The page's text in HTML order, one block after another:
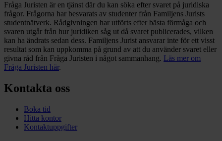
Fråga Juristen är en tjänst där du kan söka efter svaret på juridiska
frågor. Frågorna har besvarats av studenter från Familjens Jurists
studentnätverk. Rådgivningen har utförts efter bästa förmåga och
svaren utgår från hur juridiken såg ut då svaret publicerades, vilken
kan ha ändrats sedan dess. Familjens Jurist ansvarar inte för ett visst
resultat som kan uppkomma på grund av att du använder svaret eller
givna råd från Fråga Juristen i något sammanhang. Läs mer om
Fråga Juristen här.
Kontakta oss
Boka tid
Hitta kontor
Kontaktuppgifter